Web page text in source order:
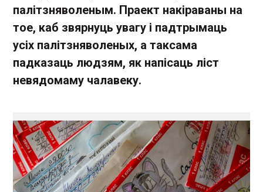
палітзняволеным. Праект накіраваны на
тое, каб звярнуць увагу і падтрымаць
усіх палітзняволеных, а таксама
падказаць людзям, як напісаць ліст
невядомаму чалавеку.